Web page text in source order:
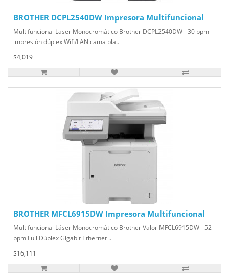
BROTHER DCPL2540DW Impresora Multifuncional
Multifuncional Laser Monocromático Brother DCPL2540DW - 30 ppm
impresión dúplex Wifi/LAN cama pla..
$4,019
BROTHER MFCL6915DW Impresora Multifuncional
Multifuncional Láser Monocromático Brother Valor MFCL6915DW - 52
ppm Full Dúplex Gigabit Ethernet ..
$16,111